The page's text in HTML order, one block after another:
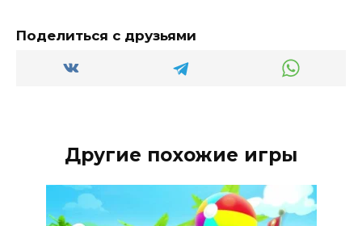
Поделиться с друзьями
Другие похожие игры